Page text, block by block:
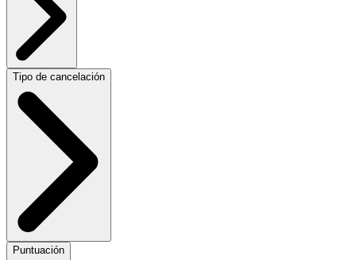
Tipo de cancelación
Puntuación